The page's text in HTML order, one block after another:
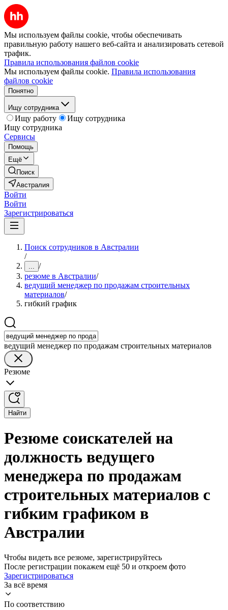
Мы используем файлы cookie, чтобы обеспечивать
правильную работу нашего веб-сайта и анализировать сетевой
трафик.
Правила использования файлов cookie
Мы используем файлы cookie. Правила использования
файлов cookie
Понятно
Ищу сотрудника
Ищу работу
Ищу сотрудника
Ищу сотрудника
Сервисы
Помощь
Ещё
Поиск
Австралия
Войти
Войти
Зарегистрироваться
Поиск сотрудников в Австралии
/
... /
резюме в Австралии/
ведущий менеджер по продажам строительных
материалов/
гибкий график
ведущий менеджер по продажам строительных материалов
Резюме
Найти
Резюме соискателей на
должность ведущего
менеджера по продажам
строительных материалов с
гибким графиком в
Австралии
Чтобы видеть все резюме, зарегистрируйтесь
После регистрации покажем ещё 50 и откроем фото
Зарегистрироваться
За всё время
По соответствию